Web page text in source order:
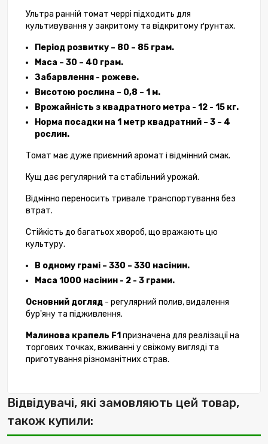
Ультра ранній томат черрі підходить для
культивування у закритому та відкритому ґрунтах.
Період розвитку – 80 – 85 грам.
Маса – 30 – 40 грам.
Забарвлення - рожеве.
Висотою рослина – 0,8 – 1 м.
Врожайність з квадратного метра - 12 - 15 кг.
Норма посадки на 1 метр квадратний – 3 – 4
рослин.
Томат має дуже приємний аромат і відмінний смак.
Кущ дає регулярний та стабільний урожай.
Відмінно переносить тривале транспортування без
втрат.
Стійкість до багатьох хвороб, що вражають цю
культуру.
В одному грамі – 330 – 330 насінин.
Маса 1000 насінин - 2 - 3 грами.
Основний догляд - регулярний полив, видалення
бур'яну та підживлення.
Малинова крапель F1 призначена для реалізації на
торгових точках, вживанні у свіжому вигляді та
приготування різноманітних страв.
Відвідувачі, які замовляють цей товар,
також купили: